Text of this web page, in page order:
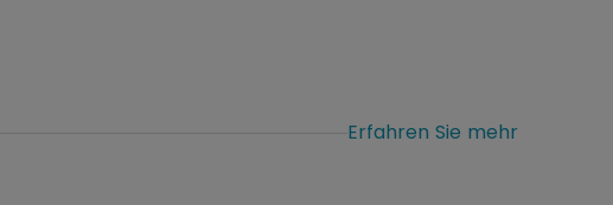
Erfahren Sie mehr